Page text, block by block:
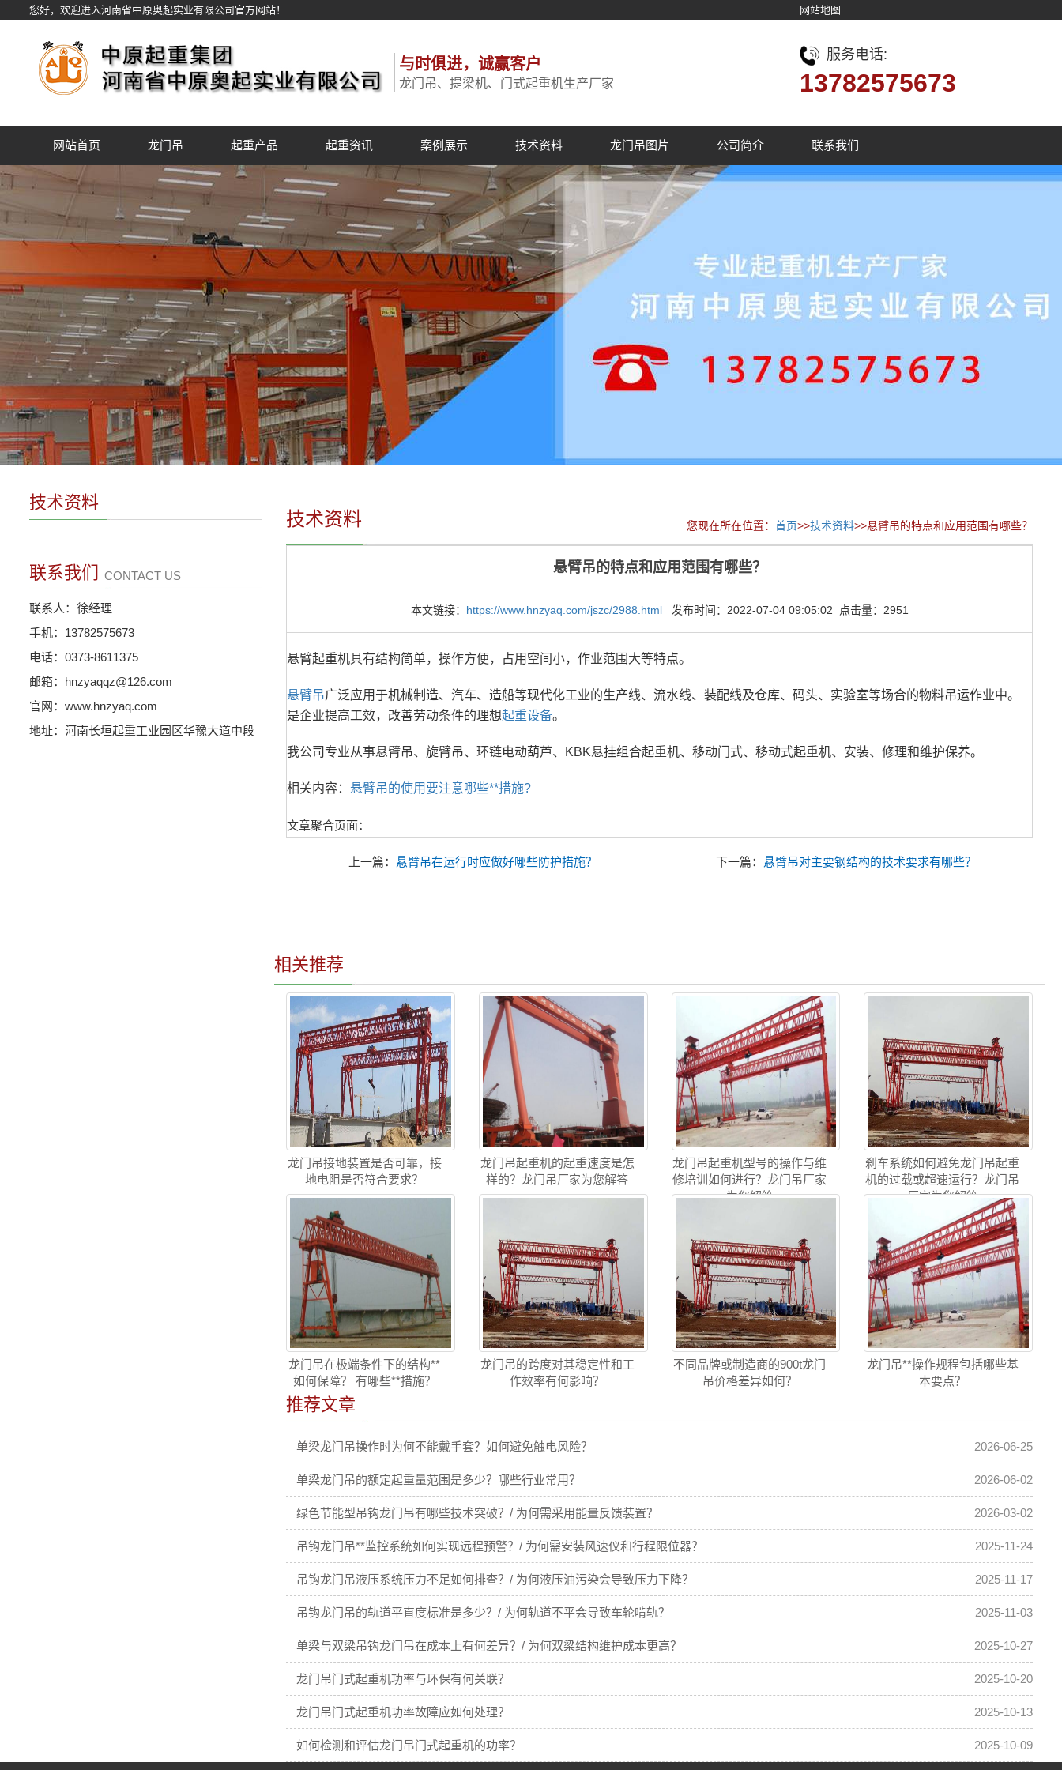
您好，欢迎进入河南省中原奥起实业有限公司官方网站！ 网站地图
与时俱进，诚赢客户
龙门吊、提梁机、门式起重机生产厂家
服务电话:
13782575673
网站首页 龙门吊 起重产品 起重资讯 案例展示 技术资料 龙门吊图片 公司简介 联系我们
技术资料 您现在所在位置： 首页>>技术资料>>悬臂吊的特点和应用范围有哪些？
悬臂吊的特点和应用范围有哪些？
本文链接： https://www.hnzyaq.com/jszc/2988.html发布时间：2022-07-04 09:05:02 点击量：2951
悬臂起重机具有结构简单，操作方便，占用空间小，作业范围大等特点。
悬臂吊广泛应用于机械制造、汽车、造船等现代化工业的生产线、流水线、装配线及仓库、码头、实验室等场合的物料吊运作业中。
是企业提高工效，改善劳动条件的理想起重设备。
我公司专业从事悬臂吊、旋臂吊、环链电动葫芦、KBK悬挂组合起重机、移动门式、移动式起重机、安装、修理和维护保养。
相关内容： 悬臂吊的使用要注意哪些**措施?
文章聚合页面：
上一篇： 悬臂吊在运行时应做好哪些防护措施？ 下一篇： 悬臂吊对主要钢结构的技术要求有哪些？
相关推荐
龙门吊接地装置是否可靠，接
地电阻是否符合要求？
龙门吊起重机的起重速度是怎
样的？龙门吊厂家为您解答
龙门吊起重机型号的操作与维
修培训如何进行？龙门吊厂家
为您解答
刹车系统如何避免龙门吊起重
机的过载或超速运行？龙门吊
厂家为您解答
龙门吊在极端条件下的结构**
如何保障？ 有哪些**措施？
龙门吊的跨度对其稳定性和工
作效率有何影响？
不同品牌或制造商的900t龙门
吊价格差异如何？
龙门吊**操作规程包括哪些基
本要点？
推荐文章
单梁龙门吊操作时为何不能戴手套？如何避免触电风险？ 2026-06-25
单梁龙门吊的额定起重量范围是多少？哪些行业常用？ 2026-06-02
绿色节能型吊钩龙门吊有哪些技术突破？/ 为何需采用能量反馈装置？ 2026-03-02
吊钩龙门吊**监控系统如何实现远程预警？/ 为何需安装风速仪和行程限位器？ 2025-11-24
吊钩龙门吊液压系统压力不足如何排查？/ 为何液压油污染会导致压力下降？ 2025-11-17
吊钩龙门吊的轨道平直度标准是多少？/ 为何轨道不平会导致车轮啃轨？ 2025-11-03
单梁与双梁吊钩龙门吊在成本上有何差异？/ 为何双梁结构维护成本更高？ 2025-10-27
龙门吊门式起重机功率与环保有何关联？ 2025-10-20
龙门吊门式起重机功率故障应如何处理？ 2025-10-13
如何检测和评估龙门吊门式起重机的功率？ 2025-10-09
技术资料
联系我们 CONTACT US
联系人：徐经理
手机：13782575673
电话：0373-8611375
邮箱：hnzyaqqz@126.com
官网：www.hnzyaq.com
地址：河南长垣起重工业园区华豫大道中段